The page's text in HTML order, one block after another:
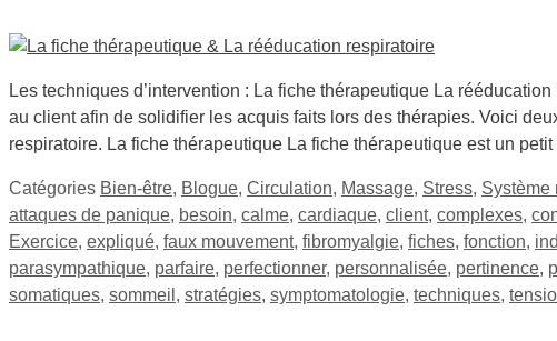
Les techniques d’intervention : La fiche thérapeutique La
au client afin de solidifier les acquis faits lors des thérapies. Voici
respiratoire. La fiche thérapeutique La fiche thérapeutique est un
Catégories Bien-être, Blogue, Circulation, Massage, Stress, Système
attaques de panique, besoin, calme, cardiaque, client, complexes,
Exercice, expliqué, faux mouvement, fibromyalgie, fiches, fonction,
parasympathique, parfaire, perfectionner, personnalisée, pertinence,
somatiques, sommeil , stratégies, symptomatologie, techniques,